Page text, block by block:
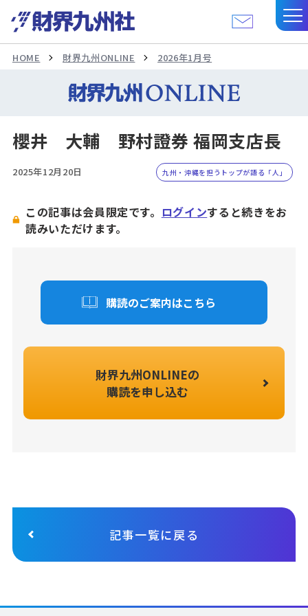
HOME 財界九州ONLINE 2026年1月号
櫻井 大輔 野村證券 福岡支店長
2025年12月20日 九州・沖縄を担うトップが語る「人」
この記事は会員限定です。 ログインすると続きをお
読みいただけます。
購読のご案内はこちら
財界九州ONLINEの
購読を申し込む
記事一覧に戻る